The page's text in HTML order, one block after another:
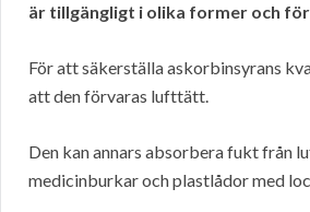
är tillgängligt i olika former och
För att säkerställa askorbinsyrans
att den förvaras lufttätt.
Den kan annars absorbera fukt från
medicinburkar och plastlådor med